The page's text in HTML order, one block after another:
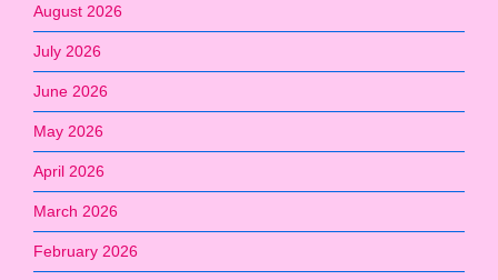
August 2026
July 2026
June 2026
May 2026
April 2026
March 2026
February 2026